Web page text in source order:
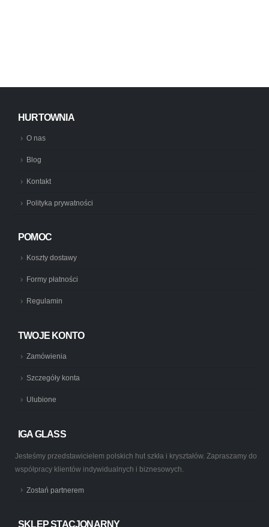
HURTOWNIA
O nas
Blog
Kontakt
Polityka prywatności
POMOC
Koszty dostawy
Formy płatności
Regulamin
TWOJE KONTO
Zamówienia
Szczegóły konta
Ulubione
IGA GLASS
Jesteśmy przedstawicielem polskich hut szkła i kryształów. Zapraszamy do
współpracy klientów indywidualnych i biznesowych.
Zostań partnerem
SKLEP STACJONARNY